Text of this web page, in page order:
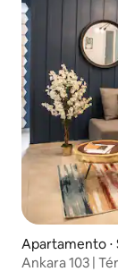
Apartamento
Ankara 103 |